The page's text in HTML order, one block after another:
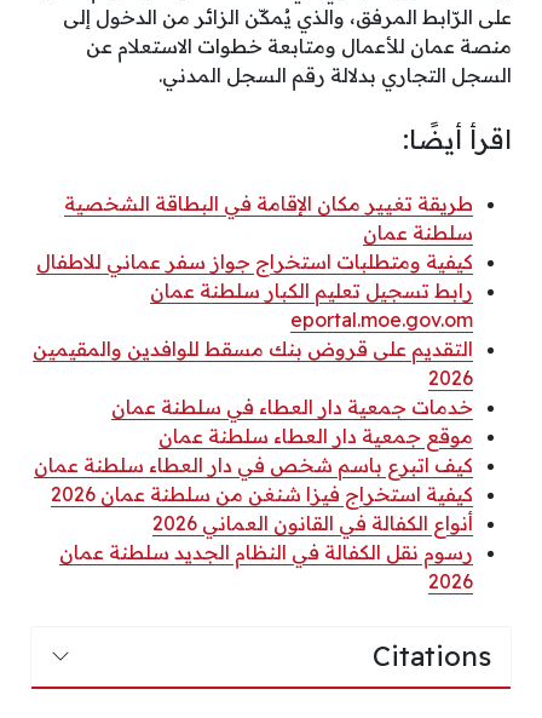
على الرّابط المرفق، والذي يُمكّن الزائر من الدخول إلى
منصة عمان للأعمال ومتابعة خطوات الاستعلام عن
السجل التجاري بدلالة رقم السجل المدني.
اقرأ أيضًا:
طريقة تغيير مكان الإقامة في البطاقة الشخصية
سلطنة عمان
كيفية ومتطلبات استخراج جواز سفر عماني للاطفال
رابط تسجيل تعليم الكبار سلطنة عمان
eportal.moe.gov.om
التقديم على قروض بنك مسقط للوافدين والمقيمين
2026
خدمات جمعية دار العطاء في سلطنة عمان
موقع جمعية دار العطاء سلطنة عمان
كيف اتبرع باسم شخص في دار العطاء سلطنة عمان
كيفية استخراج فيزا شنغن من سلطنة عمان 2026
أنواع الكفالة في القانون العماني 2026
رسوم نقل الكفالة في النظام الجديد سلطنة عمان
2026
Citations